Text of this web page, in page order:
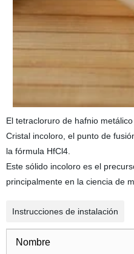
El tetracloruro de hafnio
Cristal incoloro, el punto de
la fórmula HfCl4.
Este sólido incoloro es el
principalmente en la ciencia de
Instrucciones de instalación
Nombre